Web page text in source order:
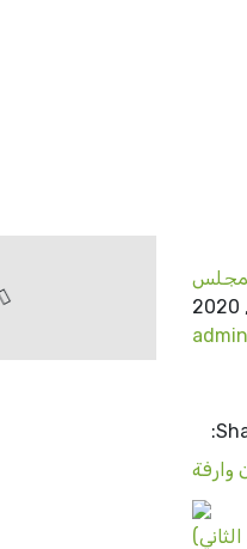
admin
وارفة